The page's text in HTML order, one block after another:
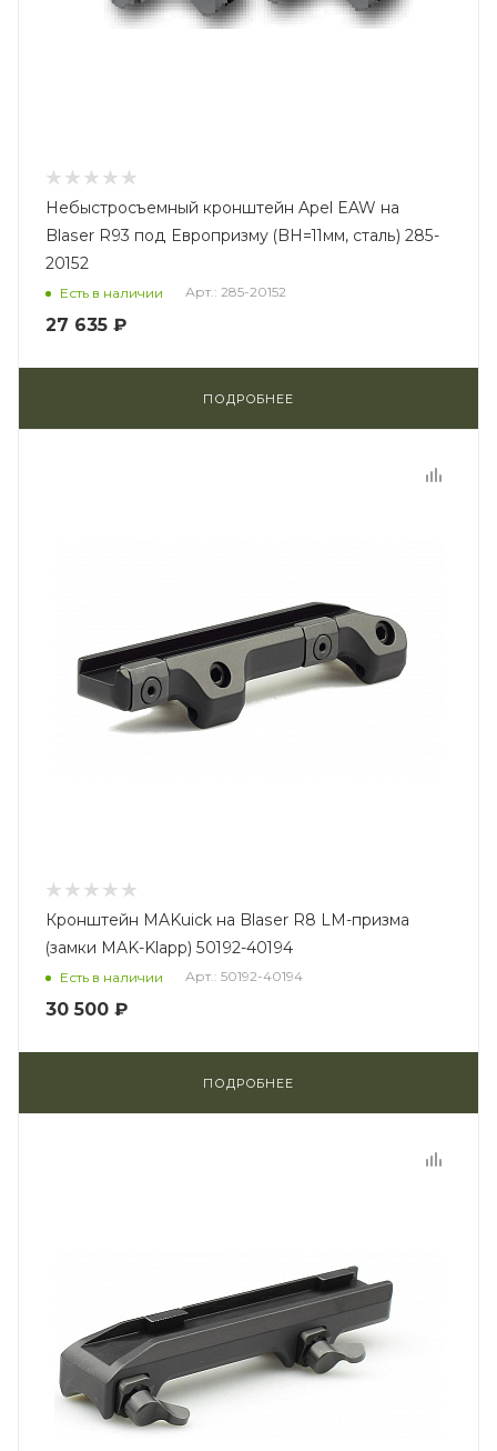
Небыстросъемный кронштейн Apel EAW на
Blaser R93 под Европризму (BH=11мм, сталь) 285-
20152
Есть в наличии Арт.: 285-20152
27 635 ₽
ПОДРОБНЕЕ
Кронштейн MAKuick на Blaser R8 LM-призма
(замки MAK-Klapp) 50192-40194
Есть в наличии Арт.: 50192-40194
30 500 ₽
ПОДРОБНЕЕ